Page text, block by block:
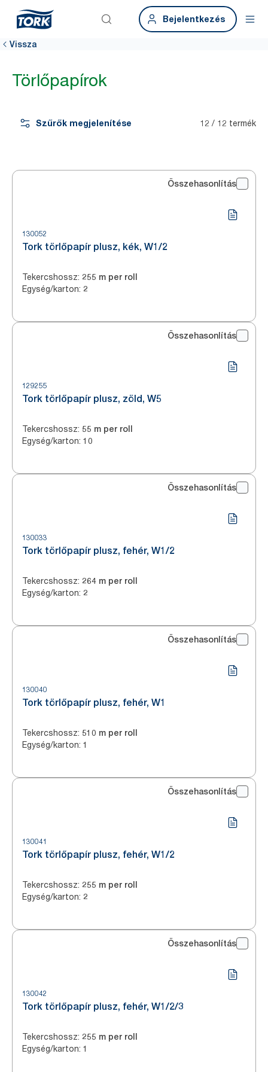
Bejelentkezés
Vissza
Törlőpapírok
Szűrők megjelenítése 12 / 12 termék
Összehasonlítás
130052
Tork törlőpapír plusz, kék, W1/2
Tekercshossz: 255 m per roll
Egység/karton: 2
Összehasonlítás
129255
Tork törlőpapír plusz, zöld, W5
Tekercshossz: 55 m per roll
Egység/karton: 10
Összehasonlítás
130033
Tork törlőpapír plusz, fehér, W1/2
Tekercshossz: 264 m per roll
Egység/karton: 2
Összehasonlítás
130040
Tork törlőpapír plusz, fehér, W1
Tekercshossz: 510 m per roll
Egység/karton: 1
Összehasonlítás
130041
Tork törlőpapír plusz, fehér, W1/2
Tekercshossz: 255 m per roll
Egység/karton: 2
Összehasonlítás
130042
Tork törlőpapír plusz, fehér, W1/2/3
Tekercshossz: 255 m per roll
Egység/karton: 1